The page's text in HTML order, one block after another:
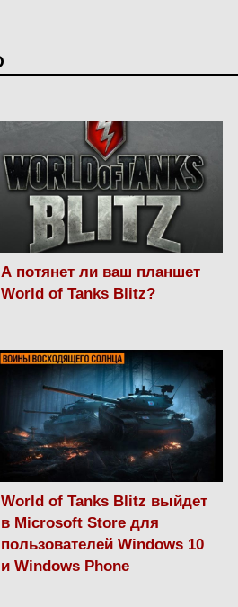
А потянет ли ваш планшет
World of Tanks Blitz?
World of Tanks Blitz выйдет
в Microsoft Store для
пользователей Windows 10
и Windows Phone